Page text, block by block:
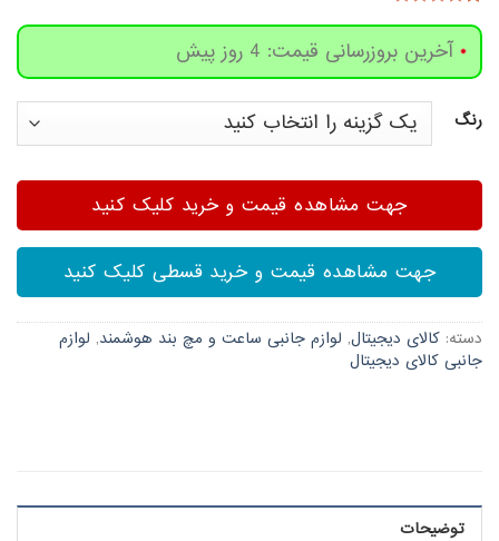
امتیاز
1.00
5
1
مشتری
آخرین بروزرسانی قیمت: 4 روز پیش
رنگ
جهت مشاهده قیمت و خرید کلیک کنید
جهت مشاهده قیمت و خرید قسطی کلیک کنید
دسته: کالای دیجیتال, لوازم جانبی ساعت و مچ بند هوشمند, لوازم
جانبی کالای دیجیتال
توضیحات